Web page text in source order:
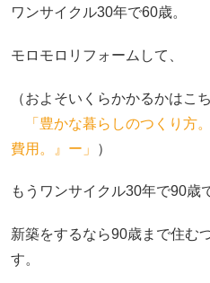
ワンサイクル30年で60歳。
モロモロリフォームして、
（およそいくらかかるかはこ
「豊かな暮らしのつくり方
費用。』ー」
）
もうワンサイクル30年で90歳
新築をするなら90歳まで住む
す。